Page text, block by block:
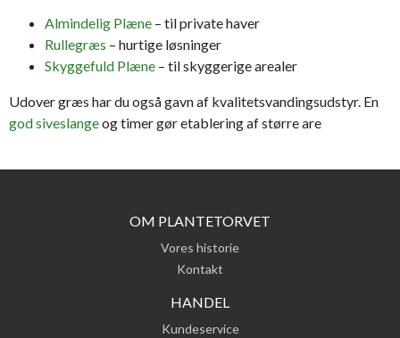
Almindelig Plæne – til private haver
Rullegræs – hurtige løsninger
Skyggefuld Plæne – til skyggerige arealer
Udover græs har du også gavn af kvalitetsvandingsudstyr. En
god siveslangeog timer gør etablering af større are
OM PLANTETORVET
Vores historie
Kontakt
HANDEL
Kundeservice